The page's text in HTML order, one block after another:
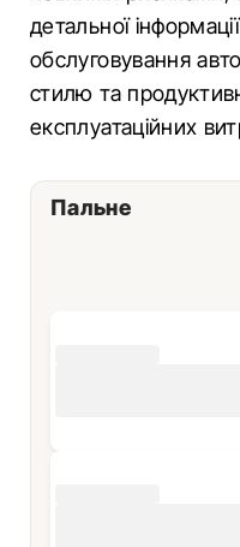
детальної
обслуговування
стилю та
експлуатаційних
Пальне